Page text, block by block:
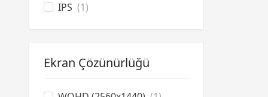
IPS (1)
Ekran Çözünürlüğü